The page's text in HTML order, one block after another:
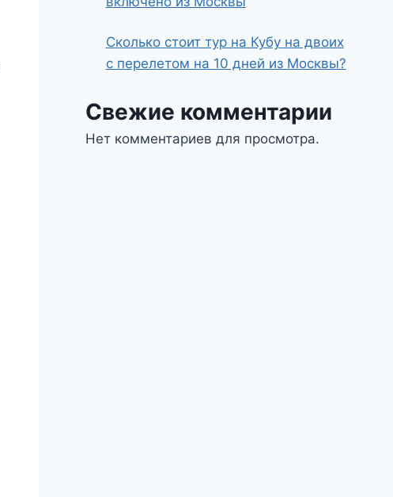
Сколько стоит тур на Кубу на двоих
с перелетом на 10 дней из Москвы?
Свежие комментарии
Нет комментариев для просмотра.